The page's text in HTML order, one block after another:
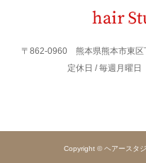
〒862‐0960 熊本県熊本市東
定休日 / 毎週月曜
Copyright © ヘアースタ